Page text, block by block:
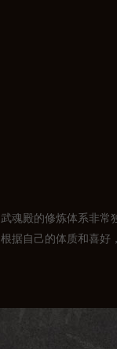
武魂殿的修炼体系非常
根据自己的体质和喜好